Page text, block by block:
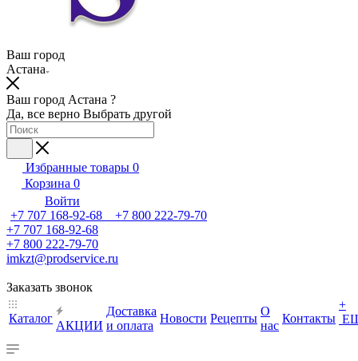
Ваш город
Астана
Ваш город Астана ?
Да, все верно Выбрать другой
Избранные товары 0
Корзина 0
Войти
+7 707 168-92-68 +7 800 222-79-70
+7 707 168-92-68
+7 800 222-79-70
imkzt@prodservice.ru
Заказать звонок
Каталог
АКЦИИ
Доставка
и оплата
Новости Рецепты
О
нас
Контакты
+